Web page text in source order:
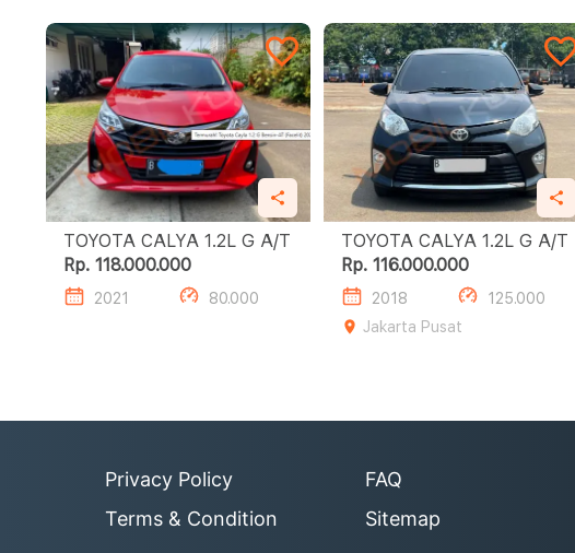
TOYOTA CALYA 1.2L G A/T
Rp. 118.000.000
2021 80.000
TOYOTA CALYA 1.2L G A/T
Rp. 116.000.000
2018
125.000
Jakarta Pusat
Privacy Policy
Terms & Condition
FAQ
Sitemap